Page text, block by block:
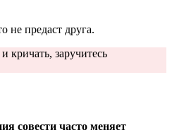
не предаст друга.
кричать, заручитесь
совести часто меняет